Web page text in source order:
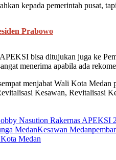
kepada pemerintah pusat,
Prabowo
bisa ditujukan juga ke
menerima apabila ada
menjabat Wali Kota
Kesawan, Revitalisasi
Nasution Rakernas APEKSI
MedanKesawan Medan
Medan